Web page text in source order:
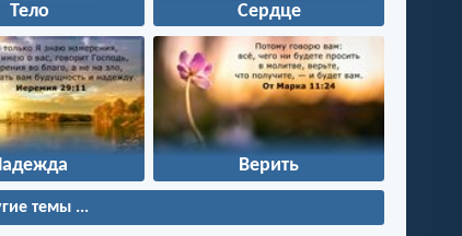
Тело Сердце
Верить
темы ...